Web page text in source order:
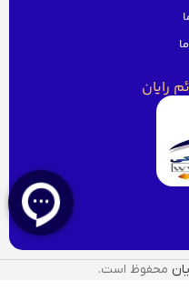
رایان
محفوظ است.